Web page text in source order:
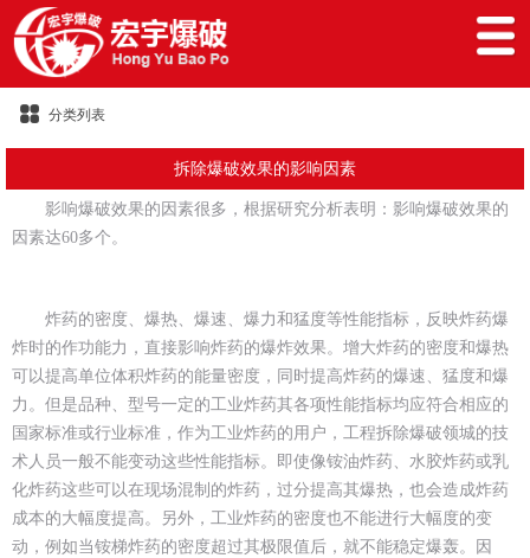
分类列表
拆除爆破效果的影响因素
影响爆破效果的因素很多，根据研究分析表明：影响爆破效果的
因素达60多个。
炸药的密度、爆热、爆速、爆力和猛度等性能指标，反映炸药爆
炸时的作功能力，直接影响炸药的爆炸效果。增大炸药的密度和爆热
可以提高单位体积炸药的能量密度，同时提高炸药的爆速、猛度和爆
力。但是品种、型号一定的工业炸药其各项性能指标均应符合相应的
国家标准或行业标准，作为工业炸药的用户，工程拆除爆破领城的技
术人员一般不能变动这些性能指标。即使像铵油炸药、水胶炸药或乳
化炸药这些可以在现场混制的炸药，过分提高其爆热，也会造成炸药
成本的大幅度提高。另外，工业炸药的密度也不能进行大幅度的变
动，例如当铵梯炸药的密度超过其极限值后，就不能稳定爆轰。因